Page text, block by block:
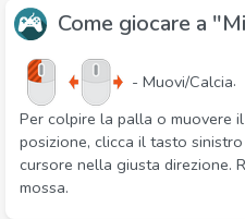
Come giocare a
- Muovi/Calcia.
Per colpire la palla o muovere
posizione, clicca il tasto
cursore nella giusta direzione.
mossa.